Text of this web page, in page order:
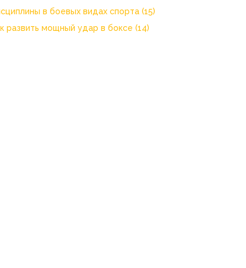
в боевых видах спорта (15)
развить мощный удар в боксе (14)